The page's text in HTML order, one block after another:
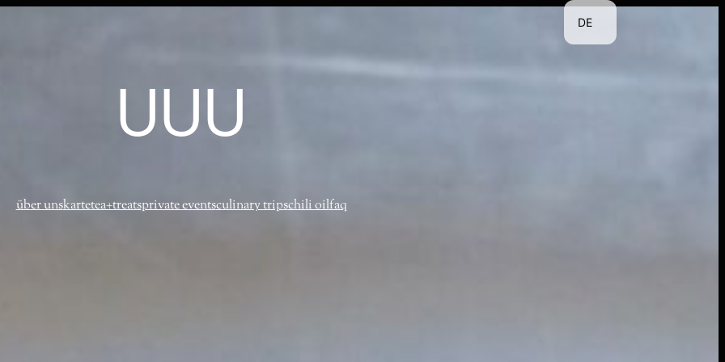
UUU
über unskartetea+treatsprivate eventsculinary tripschili oilfaq
DE
EN